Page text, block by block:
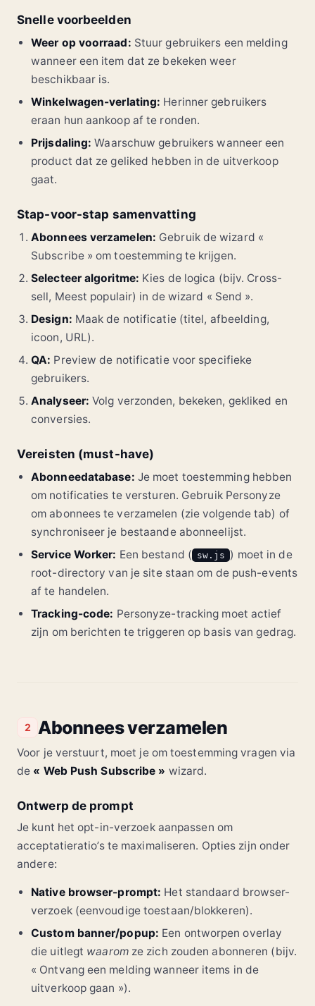
Snelle voorbeelden
Weer op voorraad: Stuur gebruikers een melding
wanneer een item dat ze bekeken weer
beschikbaar is.
Winkelwagen-verlating: Herinner gebruikers
eraan hun aankoop af te ronden.
Prijsdaling: Waarschuw gebruikers wanneer een
product dat ze geliked hebben in de uitverkoop
gaat.
Stap-voor-stap samenvatting
Abonnees verzamelen: Gebruik de wizard «
Subscribe » om toestemming te krijgen.
Selecteer algoritme: Kies de logica (bijv. Cross-
sell, Meest populair) in de wizard « Send ».
Design: Maak de notificatie (titel, afbeelding,
icoon, URL).
QA: Preview de notificatie voor specifieke
gebruikers.
Analyseer: Volg verzonden, bekeken, gekliked en
conversies.
Vereisten (must-have)
Abonneedatabase: Je moet toestemming hebben
om notificaties te versturen. Gebruik Personyze
om abonnees te verzamelen (zie volgende tab) of
synchroniseer je bestaande abonneelijst.
Service Worker: Een bestand ( sw.js ) moet in de
root-directory van je site staan om de push-events
af te handelen.
Tracking-code: Personyze-tracking moet actief
zijn om berichten te triggeren op basis van gedrag.
2 Abonnees verzamelen
Voor je verstuurt, moet je om toestemming vragen via
de « Web Push Subscribe » wizard.
Ontwerp de prompt
Je kunt het opt-in-verzoek aanpassen om
acceptatieratio’s te maximaliseren. Opties zijn onder
andere:
Native browser-prompt: Het standaard browser-
verzoek (eenvoudige toestaan/blokkeren).
Custom banner/popup: Een ontworpen overlay
die uitlegt waaromze zich zouden abonneren (bijv.
« Ontvang een melding wanneer items in de
uitverkoop gaan »).